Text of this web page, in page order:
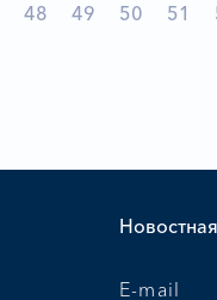
48 49 50 51